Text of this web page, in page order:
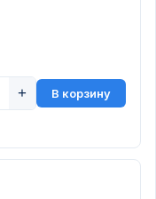
+ В корзину